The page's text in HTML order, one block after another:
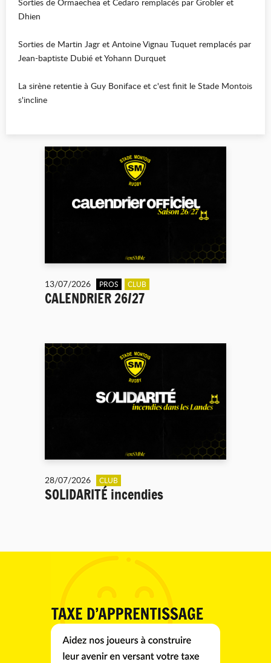
Dhien
Sorties de Martin Jagr et Antoine Vignau Tuquet remplacés par
Jean-baptiste Dubié et Yohann Durquet
La sirène retentie à Guy Boniface et c'est finit le Stade Montois
s'incline
13/07/2026 PROS CLUB
CALENDRIER 26/27
28/07/2026 CLUB
SOLIDARITÉ incendies